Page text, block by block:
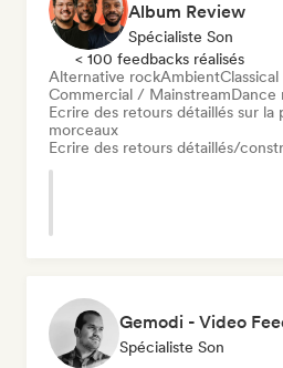
Album Review
Spécialiste Son
< 100 feedbacks réalisés
Alternative rockAmbient
Commercial / MainstreamDance
Ecrire des retours détaillés sur la
morceaux
Ecrire des retours détaillés/
Gemodi - Video
Spécialiste Son